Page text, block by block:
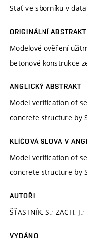
Stať ve sborníku v
ORIGINÁLNÍ ABSTRAKT
Modelové ověření
betonové konstrukce
ANGLICKÝ ABSTRAKT
Model verification of
concrete structure by
KLÍČOVÁ SLOVA V
Model verification of
concrete structure by
AUTOŘI
ŠŤASTNÍK, S.; ZACH,
VYDÁNO